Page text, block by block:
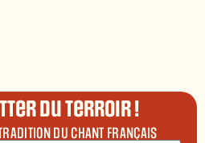
du terroir !
DU CHANT FRANÇAIS